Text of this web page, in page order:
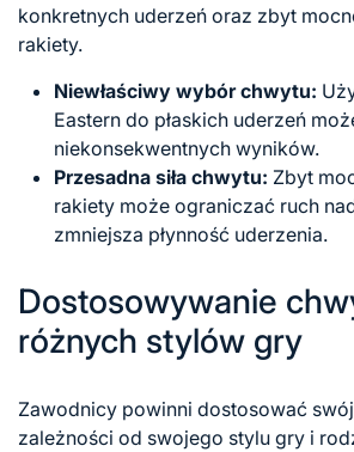
konkretnych uderzeń oraz zbyt
rakiety.
Niewłaściwy wybór chwytu:
Eastern do płaskich uderzeń
niekonsekwentnych wyników.
Przesadna siła chwytu: Zbyt
rakiety może ograniczać ruch
zmniejsza płynność uderzenia.
Dostosowywanie
różnych stylów gry
Zawodnicy powinni dostosować
zależności od swojego stylu gry i